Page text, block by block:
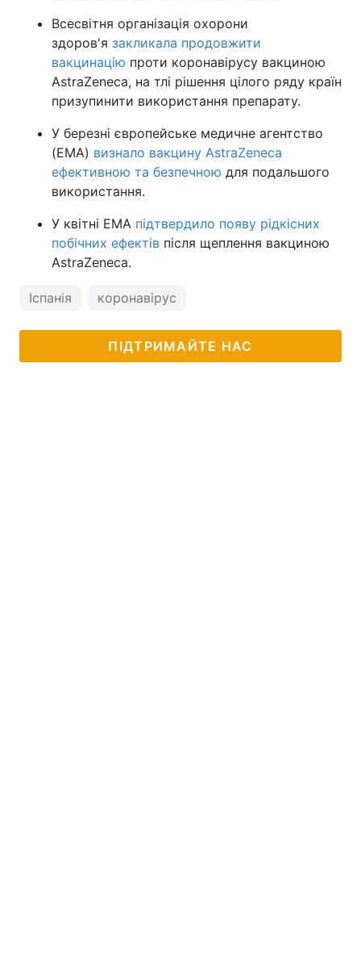
Всесвітня організація охорони
здоров'я закликала продовжити
вакцинацію проти коронавірусу вакциною
AstraZeneca, на тлі рішення цілого ряду країн
призупинити використання препарату.
У березні європейське медичне агентство
(EMA) визнало вакцину AstraZeneca
ефективною та безпечною для подальшого
використання.
У квітні EMA підтвердило появу рідкісних
побічних ефектів після щеплення вакциною
AstraZeneca.
Іспанія коронавірус
ПІДТРИМАЙТЕ НАС